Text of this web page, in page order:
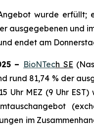
wurde erfüllt;
ausgegebenen und
endet am
– BioNTech SE
rund 81,74 % der
Uhr MEZ (9 Uhr
im